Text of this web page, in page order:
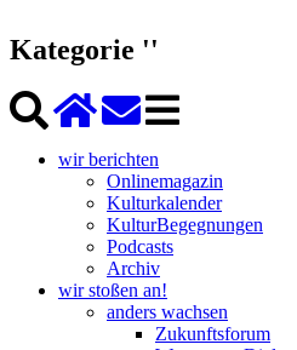
Kategorie ''
wir berichten
Onlinemagazin
Kulturkalender
KulturBegegnungen
Podcasts
Archiv
wir stoßen an!
anders wachsen
Zukunftsforum